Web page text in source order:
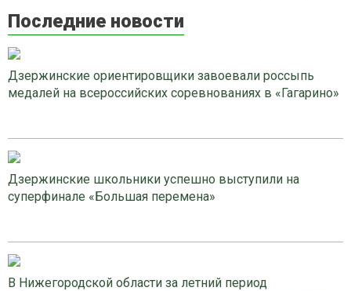
Последние новости
Дзержинские ориентировщики завоевали россыпь
медалей на всероссийских соревнованиях в «Гагарино»
Дзержинские школьники успешно выступили на
суперфинале «Большая перемена»
В Нижегородской области за летний период